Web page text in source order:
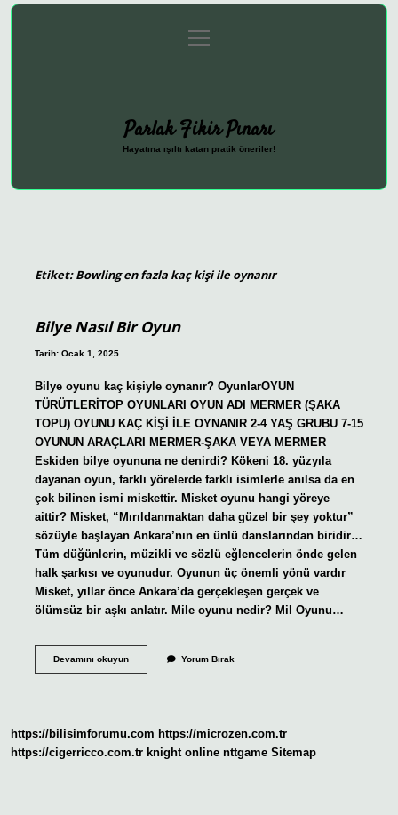
Gizlilik Politikası
menüyü
aç
Parlak Fikir Pınarı
Hayatına ışıltı katan pratik öneriler!
Etiket:Bowling en fazla kaç kişi ile oynanır
Bilye Nasıl Bir Oyun
Tarih: Ocak 1, 2025
Bilye oyunu kaç kişiyle oynanır? OyunlarOYUN
TÜRÜTLERİTOP OYUNLARI OYUN ADI MERMER (ŞAKA
TOPU) OYUNU KAÇ KİŞİ İLE OYNANIR 2-4 YAŞ GRUBU 7-15
OYUNUN ARAÇLARI MERMER-ŞAKA VEYA MERMER
Eskiden bilye oyununa ne denirdi? Kökeni 18. yüzyıla
dayanan oyun, farklı yörelerde farklı isimlerle anılsa da en
çok bilinen ismi miskettir. Misket oyunu hangi yöreye
aittir? Misket, “Mırıldanmaktan daha güzel bir şey yoktur”
sözüyle başlayan Ankara’nın en ünlü danslarından biridir…
Tüm düğünlerin, müzikli ve sözlü eğlencelerin önde gelen
halk şarkısı ve oyunudur. Oyunun üç önemli yönü vardır
Misket, yıllar önce Ankara’da gerçekleşen gerçek ve
ölümsüz bir aşkı anlatır. Mile oyunu nedir? Mil Oyunu…
Devamını okuyunBilye
Yorum Bırak
https://bilisimforumu.com https://microzen.com.tr
https://cigerricco.com.tr knight online nttgame Sitemap